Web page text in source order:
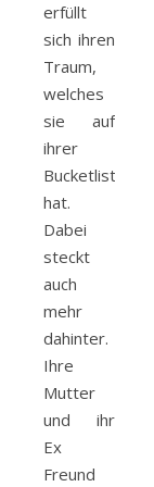
erfüllt
sich ihren
Traum,
welches
sie auf
ihrer
Bucketlist
hat.
Dabei
steckt
auch
mehr
dahinter.
Ihre
Mutter
und ihr
Ex
Freund